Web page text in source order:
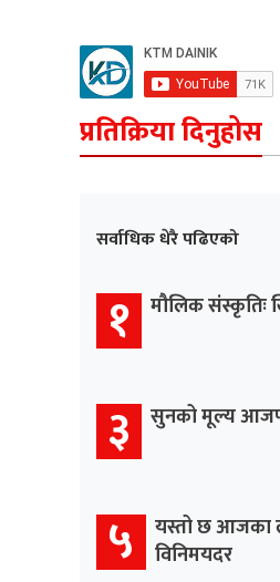
प्रतिक्रिया दिनुहोस
सर्वाधिक धेरै पढिएको
१ मौलिक संस्कृतिः
३ सुनको मूल्य
५
यस्तो छ आजका
विनिमयदर